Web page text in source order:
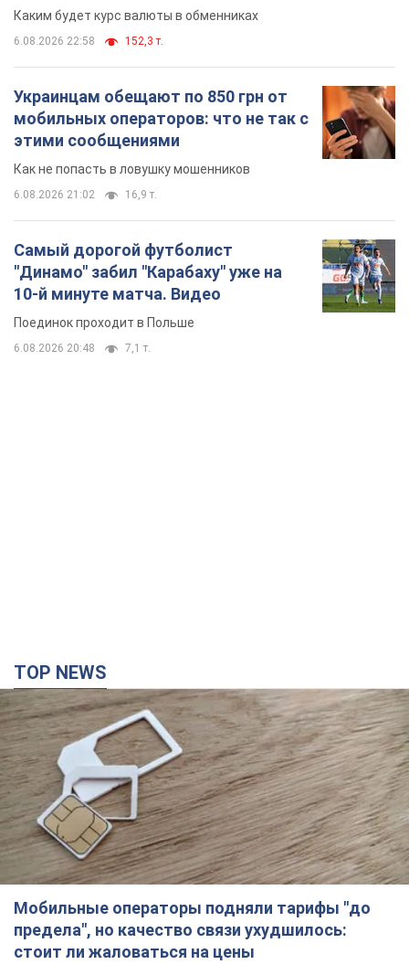
Каким будет курс валюты в обменниках
6.08.2026 22:58 152,3 т.
Украинцам обещают по 850 грн от
мобильных операторов: что не так с
этими сообщениями
Как не попасть в ловушку мошенников
6.08.2026 21:02 16,9 т.
Самый дорогой футболист
"Динамо" забил "Карабаху" уже на
10-й минуте матча. Видео
Поединок проходит в Польше
6.08.2026 20:48 7,1 т.
TOP NEWS
Мобильные операторы подняли тарифы "до
предела", но качество связи ухудшилось:
стоит ли жаловаться на цены